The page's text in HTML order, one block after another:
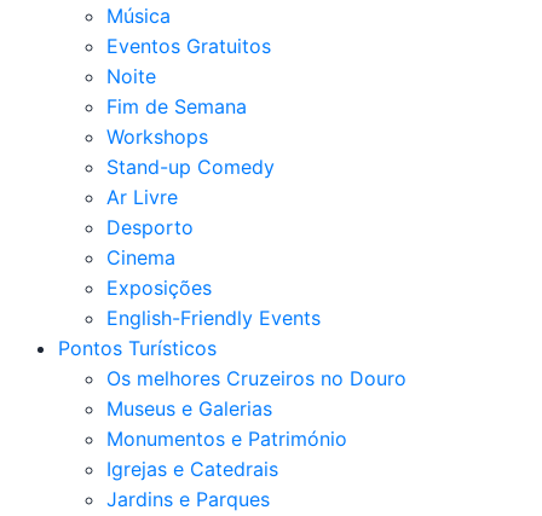
Música
Eventos Gratuitos
Noite
Fim de Semana
Workshops
Stand-up Comedy
Ar Livre
Desporto
Cinema
Exposições
English-Friendly Events
Pontos Turísticos
Os melhores Cruzeiros no Douro​
Museus e Galerias
Monumentos e Património
Igrejas e Catedrais
Jardins e Parques